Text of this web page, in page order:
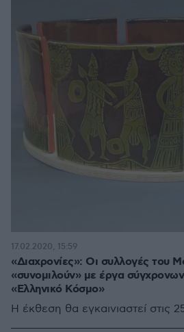
«Διαχρονίες»: Οι συλλογές του
«συνομιλούν» με έργα
«Ελληνικό Κόσμο»
Η έκθεση θα εγκαινιαστεί στις
17.02.2020, 15:59